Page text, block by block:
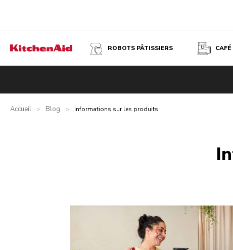
ROBOTS PÂTISSIERS
Accueil > Blog > Informations sur les produits